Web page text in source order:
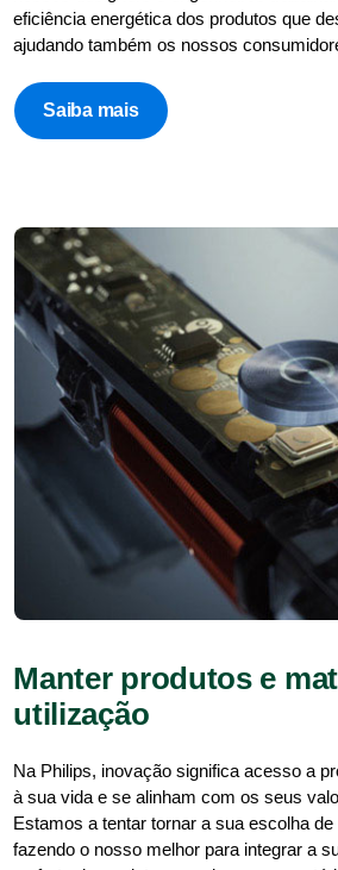
eficiência energética dos produtos que
ajudando também os nossos
Saiba mais
Manter produtos e
utilização
Na Philips, inovação significa acesso a
à sua vida e se alinham com os seus
Estamos a tentar tornar a sua escolha
fazendo o nosso melhor para integrar a